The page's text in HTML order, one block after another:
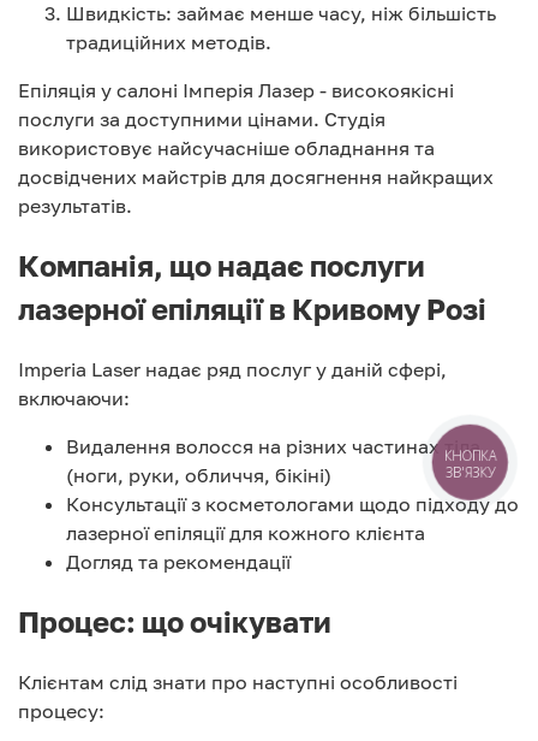
Швидкість: займає менше часу, ніж більшість
традиційних методів.
Епіляція у салоні Імперія Лазер - високоякісні
послуги за доступними цінами. Студія
використовує найсучасніше обладнання та
досвідчених майстрів для досягнення найкращих
результатів.
Компанія, що надає послуги
лазерної епіляції в Кривому Розі
Imperia Laser надає ряд послуг у даній сфері,
включаючи:
Видалення волосся на різних частинах тіла
(ноги, руки, обличчя, бікіні)
Консультації з косметологами щодо підходу до
лазерної епіляції для кожного клієнта
Догляд та рекомендації
Процес: що очікувати
Клієнтам слід знати про наступні особливості
процесу:
КНОПКА
ЗВ'ЯЗКУ